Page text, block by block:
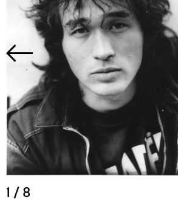
1 / 8